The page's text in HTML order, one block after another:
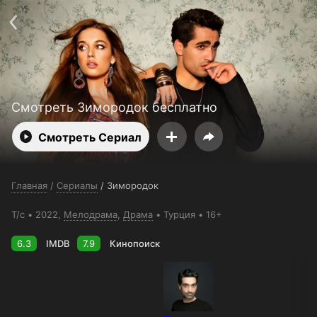
Смотреть Зимородок бесплатно
Смотреть Сериал
Главная / Сериалы / Зимородок
Т/с 2022, Мелодрама Драма Турция 16+
6.3 IMDB 7.9 Кинопоиск
Поддержка:support@24h.tv
О сервисе
Пользовательское соглашение
Политика конфиденциальности
Для партнёров
Открыть приложение
Ввести промокод
Установить на ТВ
Бесплатные каналы Контакты